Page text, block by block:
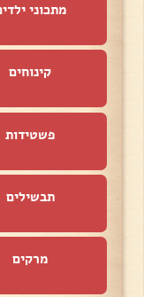
מתכוני
קינוחים
פשטידות
תבשילים
מרקים